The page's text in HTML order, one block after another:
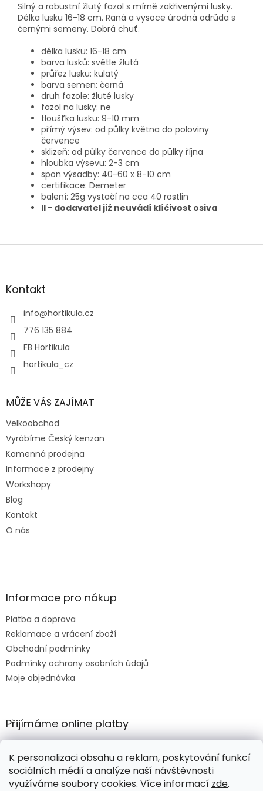
K personalizaci obsahu a reklam, poskytování funkcí
sociálních médií a analýze naší návštěvnosti
využíváme soubory cookies. Více informací zde.
Silný a robustní žlutý fazol s mírně zakřivenými lusky.
Délka lusku 16-18 cm. Raná a vysoce úrodná odrůda s
černými semeny. Dobrá chuť.
délka lusku: 16-18 cm
barva lusků: světle žlutá
průřez lusku: kulatý
barva semen: černá
druh fazole: žluté lusky
fazol na lusky: ne
tloušťka lusku: 9-10 mm
přímý výsev: od půlky května do poloviny
července
sklizeň: od půlky července do půlky října
hloubka výsevu: 2-3 cm
spon výsadby: 40-60 x 8-10 cm
certifikace: Demeter
balení: 25g vystačí na cca 40 rostlin
II - dodavatel již neuvádí klíčivost osiva
Z
aKontakt
info@hortikula.cz
776 135 884
FB Hortikula
hortikula_cz
MŮŽE VÁS ZAJÍMAT
Velkoobchod
Vyrábíme Český kenzan
Kamenná prodejna
Informace z prodejny
Workshopy
Blog
Kontakt
O nás
Informace pro nákup
Platba a doprava
Reklamace a vrácení zboží
Obchodní podmínky
Podmínky ochrany osobních údajů
Moje objednávka
Přijímáme online platby